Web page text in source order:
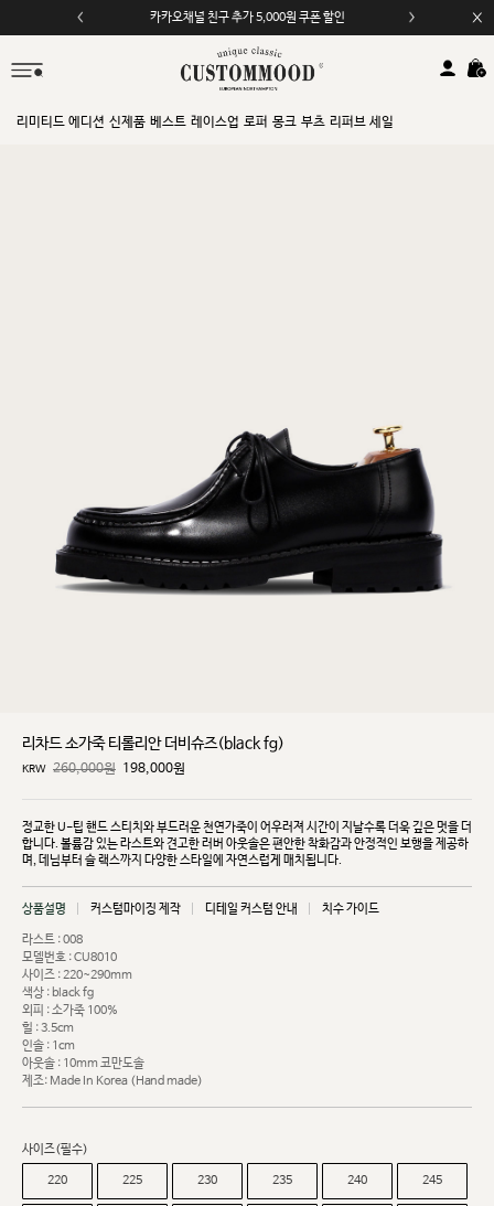
카카오채널 친구 추가 5,000원 쿠폰 할인
모바일 앱 자동 2,000원 할인
리미티드 에디션 신제품 베스트 레이스업 로퍼 몽크 부츠 리퍼브 세일
리차드 소가죽 티롤리안 더비슈즈(black fg)
KRW 260,000원 198,000원
정교한 U-팁 핸드 스티치와 부드러운 천연가죽이 어우러져 시간이 지날수록 더욱 깊은 멋을 더
합니다. 볼륨감 있는 라스트와 견고한 러버 아웃솔은 편안한 착화감과 안정적인 보행을 제공하
며, 데님부터 슬랙스까지 다양한 스타일에 자연스럽게 매치됩니다.
상품설명 커스텀마이징 제작 디테일 커스텀 안내 치수 가이드
라스트 : 008
모델번호 : CU8010
사이즈 : 220~290mm
색상 : black fg
외피 : 소가죽 100%
힐 : 3.5cm
인솔 : 1cm
아웃솔 : 10mm 코만도솔
제조: Made In Korea (Hand made)
사이즈(필수)
220 225 230 235 240 245